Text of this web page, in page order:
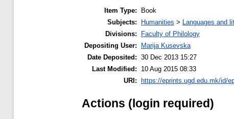
Item Type:
Book
Subjects:
Humanities > Languages and
Divisions:
Faculty of Philology
Depositing User:
Marija Kusevska
Date Deposited: 30 Dec 2013 15:27
Last Modified:
10 Aug 2015 08:33
URI:
https://eprints.ugd.edu.mk/id/
Actions (login required)